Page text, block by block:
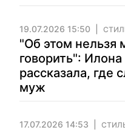
19.07.2026 15:50
"Об этом нельзя
говорить": Илона
рассказала, где
муж
17.07.2026 14:53